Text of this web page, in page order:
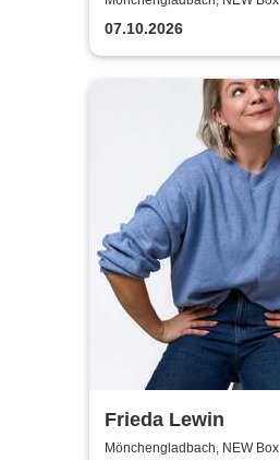
07.10.2026
Frieda Lewin
Mönchengladbach, NEW Box